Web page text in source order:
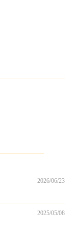
2026/06/23
2025/05/08